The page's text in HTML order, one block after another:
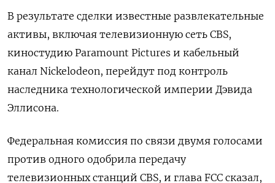
В результате сделки известные развлекательные
активы, включая телевизионную сеть CBS,
киностудию Paramount Pictures и кабельный
канал Nickelodeon, перейдут под контроль
наследника технологической империи Дэвида
Эллисона.
Федеральная комиссия по связи двумя голосами
против одного одобрила передачу
телевизионных станций CBS, и глава FCC сказал,